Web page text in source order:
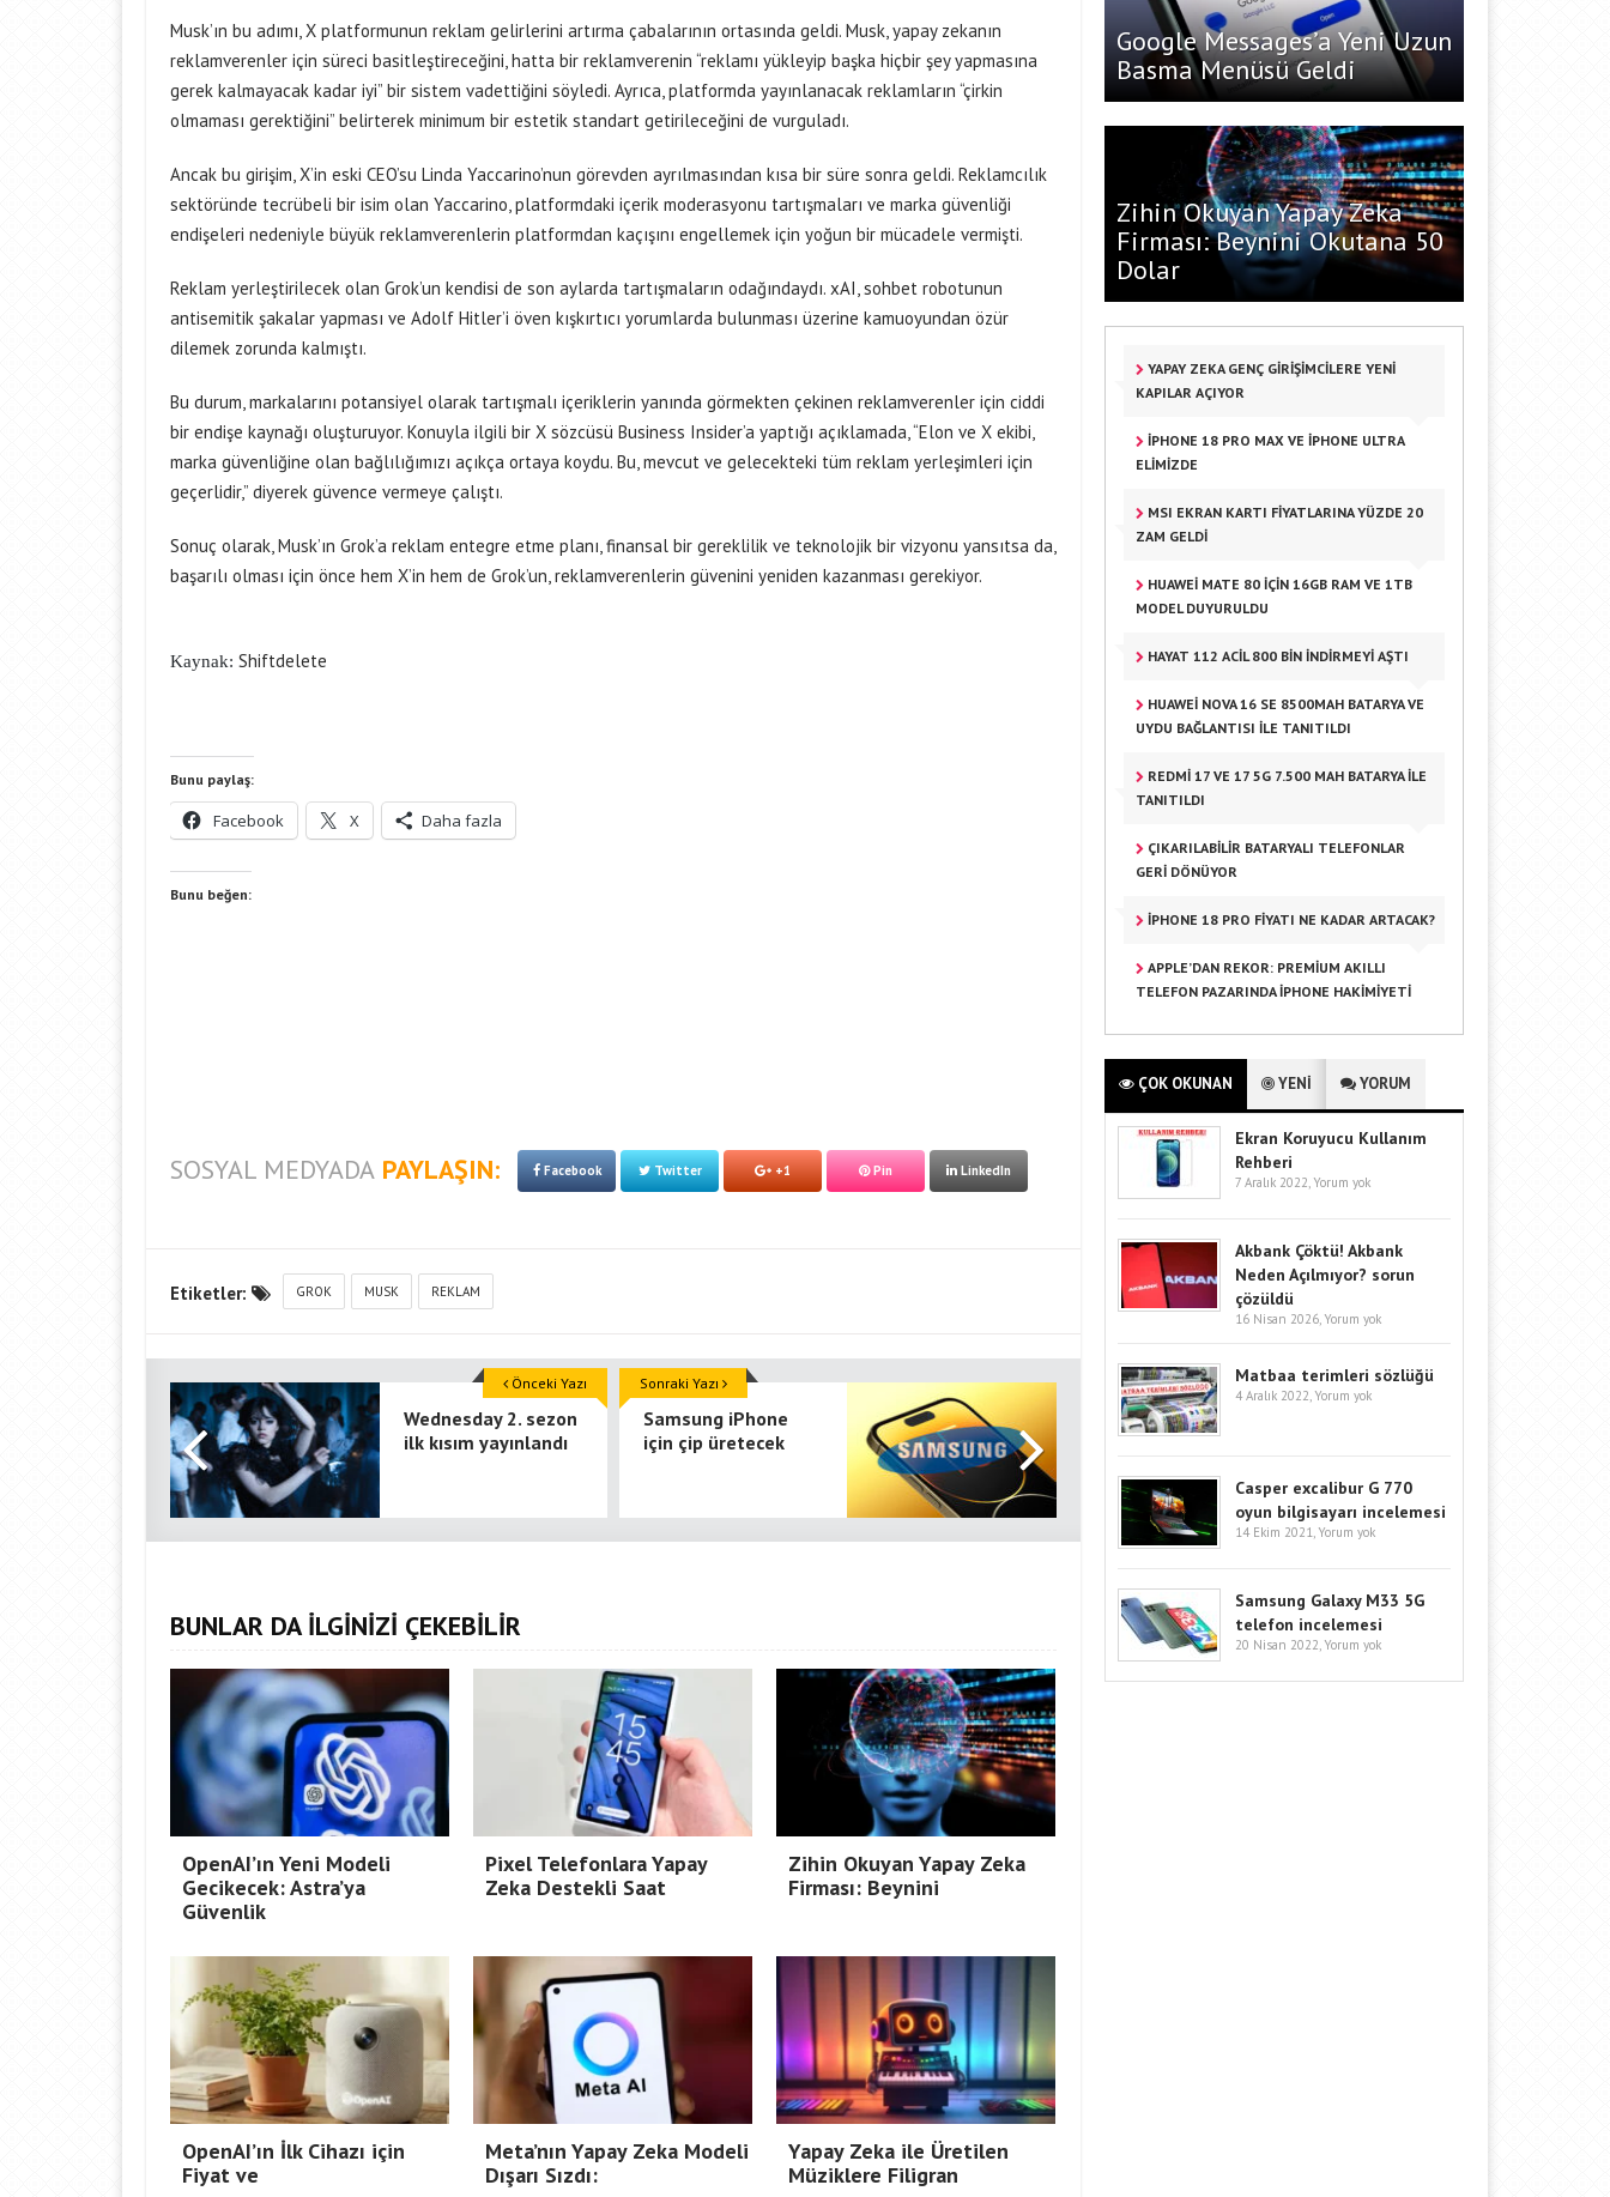
Musk’ın bu adımı, X platformunun reklam gelirlerini artırma çabalarının ortasında geldi. Musk, yapay zekanın
reklamverenler için süreci basitleştireceğini, hatta bir reklamverenin “reklamı yükleyip başka hiçbir şey yapmasına
gerek kalmayacak kadar iyi” bir sistem vadettiğini söyledi. Ayrıca, platformda yayınlanacak reklamların “çirkin
olmaması gerektiğini” belirterek minimum bir estetik standart getirileceğini de vurguladı.
Ancak bu girişim, X’in eski CEO’su Linda Yaccarino’nun görevden ayrılmasından kısa bir süre sonra geldi. Reklamcılık
sektöründe tecrübeli bir isim olan Yaccarino, platformdaki içerik moderasyonu tartışmaları ve marka güvenliği
endişeleri nedeniyle büyük reklamverenlerin platformdan kaçışını engellemek için yoğun bir mücadele vermişti.
Reklam yerleştirilecek olan Grok’un kendisi de son aylarda tartışmaların odağındaydı. xAI, sohbet robotunun
antisemitik şakalar yapması ve Adolf Hitler’i öven kışkırtıcı yorumlarda bulunması üzerine kamuoyundan özür
dilemek zorunda kalmıştı.
Bu durum, markalarını potansiyel olarak tartışmalı içeriklerin yanında görmekten çekinen reklamverenler için ciddi
bir endişe kaynağı oluşturuyor. Konuyla ilgili bir X sözcüsü Business Insider’a yaptığı açıklamada, “Elon ve X ekibi,
marka güvenliğine olan bağlılığımızı açıkça ortaya koydu. Bu, mevcut ve gelecekteki tüm reklam yerleşimleri için
geçerlidir,” diyerek güvence vermeye çalıştı.
Sonuç olarak, Musk’ın Grok’a reklam entegre etme planı, finansal bir gereklilik ve teknolojik bir vizyonu yansıtsa da,
başarılı olması için önce hem X’in hem de Grok’un, reklamverenlerin güvenini yeniden kazanması gerekiyor.
Kaynak: Shiftdelete
Bunu paylaş:
Facebook X Daha fazla
Bunu beğen:
SOSYAL MEDYADA PAYLAŞIN: Facebook Twitter +1 Pin LinkedIn
Etiketler: GROK MUSK REKLAM
Wednesday 2. sezon
ilk kısım yayınlandı
Önceki Yazı
Samsung iPhone
için çip üretecek
Sonraki Yazı
BUNLAR DA İLGİNİZİ ÇEKEBİLİR
OpenAI’ın Yeni Modeli
Gecikecek: Astra’ya
Güvenlik
Pixel Telefonlara Yapay
Zeka Destekli Saat
Zihin Okuyan Yapay Zeka
Firması: Beynini
OpenAI’ın İlk Cihazı için
Fiyat ve
Meta’nın Yapay Zeka Modeli
Dışarı Sızdı:
Yapay Zeka ile Üretilen
Müziklere Filigran
Google Messages’a Yeni Uzun
Basma Menüsü Geldi
Zihin Okuyan Yapay Zeka
Firması: Beynini Okutana 50
Dolar
YAPAY ZEKA GENÇ GIRIŞIMCILERE YENI
KAPILAR AÇIYOR
IPHONE 18 PRO MAX VE IPHONE ULTRA
ELIMIZDE
MSI EKRAN KARTI FIYATLARINA YÜZDE 20
ZAM GELDI
HUAWEI MATE 80 IÇIN 16GB RAM VE 1TB
MODEL DUYURULDU
HAYAT 112 ACIL 800 BIN INDIRMEYI AŞTI
HUAWEI NOVA 16 SE 8500MAH BATARYA VE
UYDU BAĞLANTISI ILE TANITILDI
REDMI 17 VE 17 5G 7.500 MAH BATARYA ILE
TANITILDI
ÇIKARILABILIR BATARYALI TELEFONLAR
GERI DÖNÜYOR
IPHONE 18 PRO FIYATI NE KADAR ARTACAK?
APPLE’DAN REKOR: PREMIUM AKILLI
TELEFON PAZARINDA IPHONE HAKIMIYETI
ÇOK OKUNAN YENİ YORUM
Ekran Koruyucu Kullanım
Rehberi
7 Aralık 2022, Yorum yok
Akbank Çöktü! Akbank
Neden Açılmıyor? sorun
çözüldü
16 Nisan 2026, Yorum yok
Matbaa terimleri sözlüğü
4 Aralık 2022, Yorum yok
Casper excalibur G 770
oyun bilgisayarı incelemesi
14 Ekim 2021, Yorum yok
Samsung Galaxy M33 5G
telefon incelemesi
20 Nisan 2022, Yorum yok